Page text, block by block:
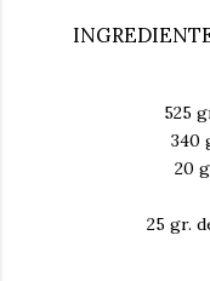
525
340
20
25 gr.